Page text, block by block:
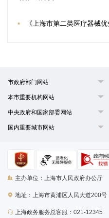
《上海市第二类医疗器械
市政府部门网站
本市重要机构网站
中央政府和国家部委网站
国内重要城市网站
主办单位：上海市人民政府办公厅
地址：上海市黄浦区人民大道200号
上海政务服务总客服：021-12345